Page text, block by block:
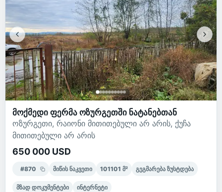
მოქმედი ფერმა ოზურგეთში ნატანებთან
ოზურგეთი, რაიონი მითითებული არ არის, ქუჩა
მითითებული არ არის
650 000 USD
#870 მიწის ნაკვეთი 101101 მ² გეგმარება ზუსტდება
მზად დოკუმენტები ინტერნეტი